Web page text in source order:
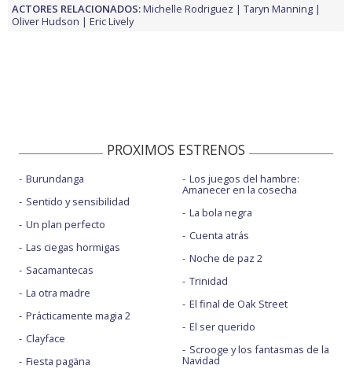
ACTORES RELACIONADOS:Michelle Rodriguez
Taryn Manning
Oliver Hudson
Eric Lively
PROXIMOS ESTRENOS
Burundanga
Sentido y sensibilidad
Un plan perfecto
Las ciegas hormigas
Sacamantecas
La otra madre
Prácticamente magia 2
Clayface
Fiesta pagäna
Los juegos del hambre:
Amanecer en la cosecha
La bola negra
Cuenta atrás
Noche de paz 2
Trinidad
El final de Oak Street
El ser querido
Scrooge y los fantasmas de la
Navidad